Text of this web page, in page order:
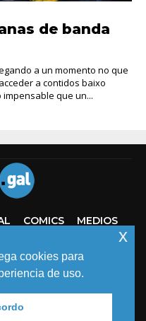
de banda
a un momento no que
a contidos baixo
que un...
COMICS
MEDIOS
cookies para
de uso.
x